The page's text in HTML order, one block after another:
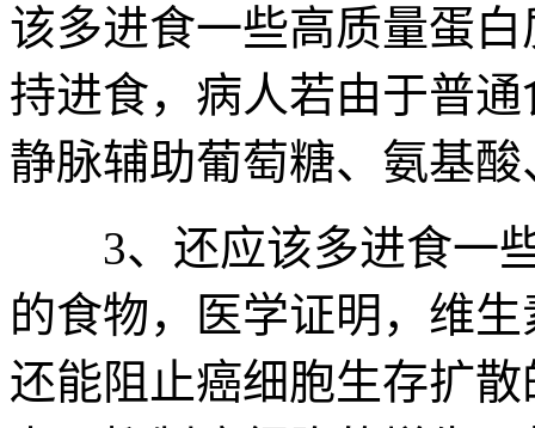
该多进食一些高质量蛋
持进食，病人若由于普
静脉辅助葡萄糖、氨基
3、还应该多进食一些
的食物，医学证明，维
还能阻止癌细胞生存扩